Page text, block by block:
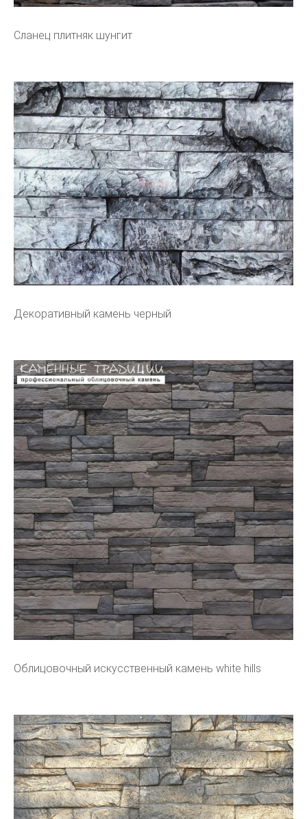
Сланец плитняк шунгит
Декоративный камень черный
Облицовочный искусственный камень white hills